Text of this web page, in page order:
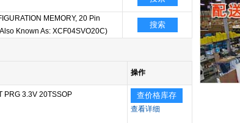
MEMORY, 20 Pin
Known As: XCF04SVO20C)
搜索
操作
PRG 3.3V 20TSSOP 查价格库存
查看详细